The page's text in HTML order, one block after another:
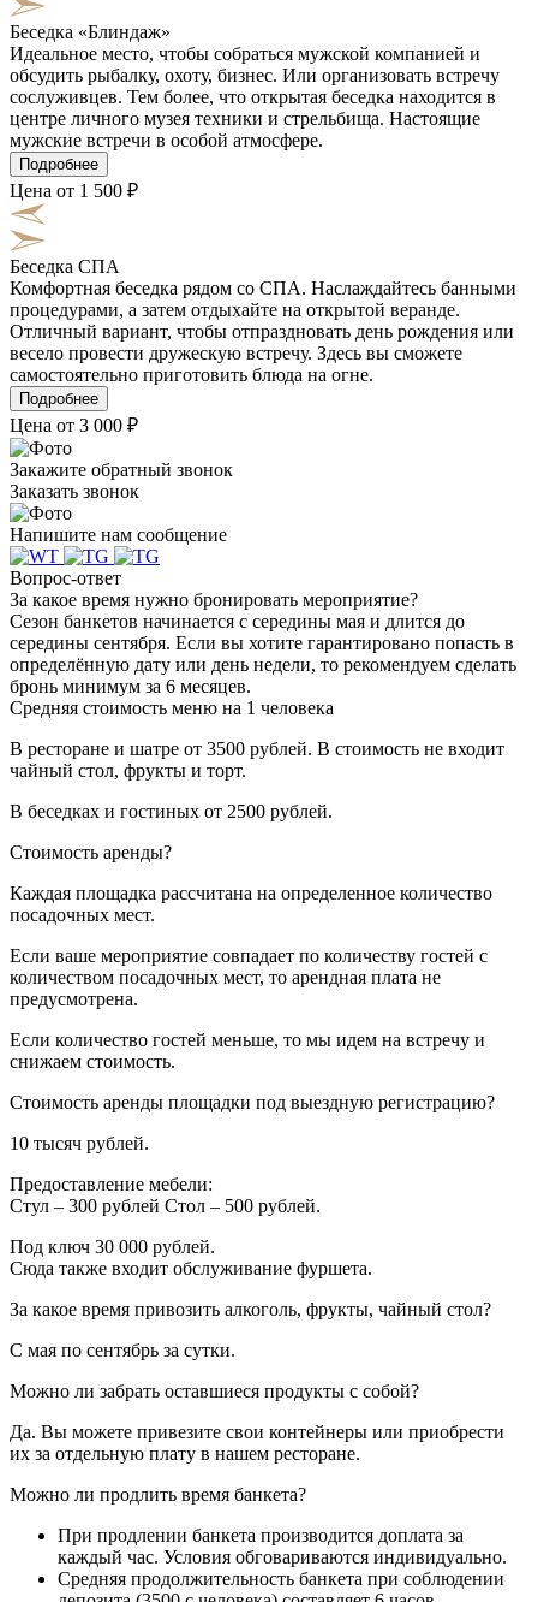
Беседка «Блиндаж»
Идеальное место, чтобы собраться мужской компанией и
обсудить рыбалку, охоту, бизнес. Или организовать встречу
сослуживцев. Тем более, что открытая беседка находится в
центре личного музея техники и стрельбища. Настоящие
мужские встречи в особой атмосфере.
Подробнее
Цена от 1 500 ₽
Беседка СПА
Комфортная беседка рядом со СПА. Наслаждайтесь банными
процедурами, а затем отдыхайте на открытой веранде.
Отличный вариант, чтобы отпраздновать день рождения или
весело провести дружескую встречу. Здесь вы сможете
самостоятельно приготовить блюда на огне.
Подробнее
Цена от 3 000 ₽
Закажите обратный звонок
Заказать звонок
Напишите нам сообщение
Вопрос-ответ
За какое время нужно бронировать мероприятие?
Сезон банкетов начинается с середины мая и длится до
середины сентября. Если вы хотите гарантировано попасть в
определённую дату или день недели, то рекомендуем сделать
бронь минимум за 6 месяцев.
Средняя стоимость меню на 1 человека
В ресторане и шатре от 3500 рублей. В стоимость не входит
чайный стол, фрукты и торт.
В беседках и гостиных от 2500 рублей.
Стоимость аренды?
Каждая площадка рассчитана на определенное количество
посадочных мест.
Если ваше мероприятие совпадает по количеству гостей с
количеством посадочных мест, то арендная плата не
предусмотрена.
Если количество гостей меньше, то мы идем на встречу и
снижаем стоимость.
Стоимость аренды площадки под выездную регистрацию?
10 тысяч рублей.
Предоставление мебели:
Стул – 300 рублей Стол – 500 рублей.
Под ключ 30 000 рублей.
Сюда также входит обслуживание фуршета.
За какое время привозить алкоголь, фрукты, чайный стол?
С мая по сентябрь за сутки.
Можно ли забрать оставшиеся продукты с собой?
Да. Вы можете привезите свои контейнеры или приобрести
их за отдельную плату в нашем ресторане.
Можно ли продлить время банкета?
При продлении банкета производится доплата за
каждый час. Условия обговариваются индивидуально.
Средняя продолжительность банкета при соблюдении